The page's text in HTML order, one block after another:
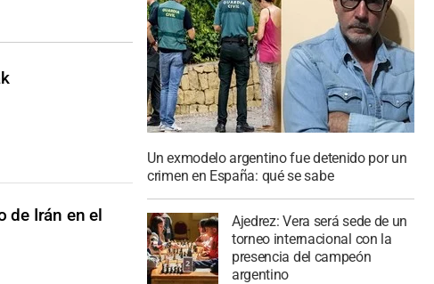
de Irán en el
Un exmodelo argentino fue detenido por un
crimen en España: qué se sabe
Ajedrez: Vera será sede de un
torneo internacional con la
presencia del campeón
argentino